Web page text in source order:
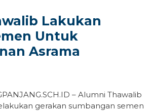
Lakukan
Untuk
Asrama
– Alumni Thawalib
gerakan sumbangan semen